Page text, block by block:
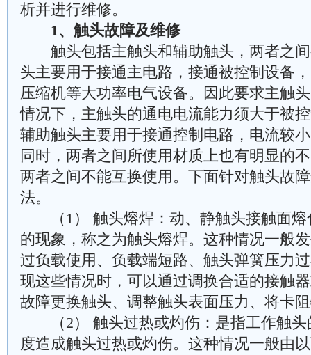
析并进行维修。
1、触头故障及维修
触头包括主触头和辅助触头，两者之间
头主要用于接通主电路，接通被控制设备
压缩机等大功率电气设备。因此要求主触
情况下，主触头的通电电流能力须大于被
辅助触头主要用于接通控制电路，电流较
同时，两者之间所使用材质上也有明显的
两者之间不能互换使用。下面针对触头故
法。
（1） 触头熔焊：动、静触头接触面熔
的现象，称之为触头熔焊。这种情况一般
过负载使用、负载端短路、触头弹簧压力
现这些情况时，可以通过调换合适的接触
故障更换触头、调整触头表面压力、将卡
（2） 触头过热或灼伤：是指工作触头
度造成触头过热或灼伤。这种情况一般由